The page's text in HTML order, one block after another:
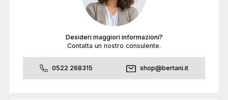
Desideri maggiori informazioni?
Contatta un nostro consulente.
0522 268315 shop@bertani.it